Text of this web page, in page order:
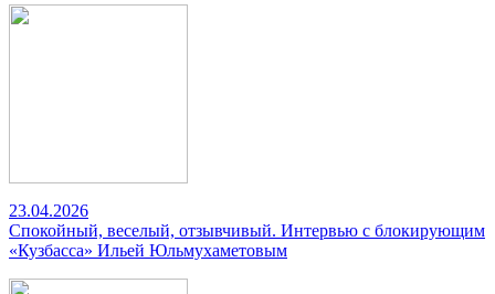
23.04.2026
Спокойный, веселый, отзывчивый. Интервью с блокирующим
«Кузбасса» Ильей Юльмухаметовым